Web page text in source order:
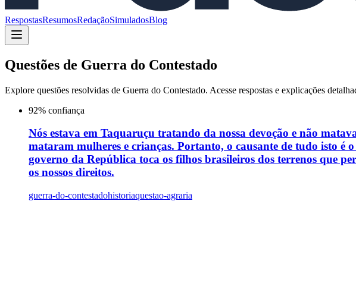
RespostasResumosRedaçãoSimuladosBlog
Questões de Guerra do Contestado
Explore questões resolvidas de Guerra do Contestado. Acesse respostas e explicações
92% confiança
Nós estava em Taquaruçu tratando da nossa devoção e não
mataram mulheres e crianças. Portanto, o causante de tudo isto é
governo da República toca os filhos brasileiros dos terrenos que
os nossos direitos.
guerra-do-contestadohistoriaquestao-agraria